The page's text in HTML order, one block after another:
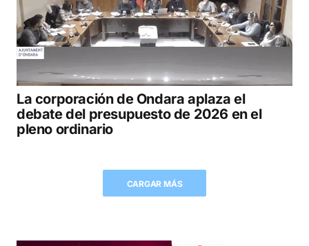
La corporación de Ondara aplaza el
debate del presupuesto de 2026 en el
pleno ordinario
CARGAR MÁS